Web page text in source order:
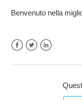
Benvenuto nella